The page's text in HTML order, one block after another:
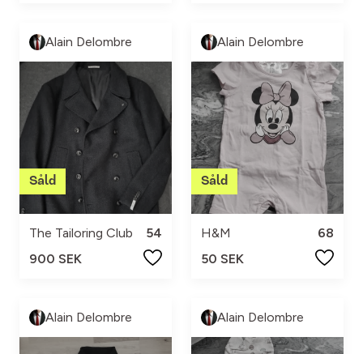
Alain Delombre
The Tailoring Club
54
900 SEK
Alain Delombre
H&M
68
50 SEK
Alain Delombre Alain Delombre